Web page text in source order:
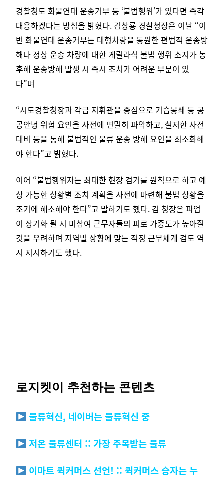
경찰청도 화물연대 운송거부 등 ‘불법행위’가 있다면 즉각
대응하겠다는 방침을 밝혔다. 김창룡 경찰청장은 이날 “이
번 화물연대 운송거부는 대형차량을 동원한 편법적 운송방
해나 정상 운송 차량에 대한 게릴라식 불법 행위 소지가 농
후해 운송방해 발생 시 즉시 조치가 어려운 부분이 있
다”며
“시도경찰청장과 각급 지휘관을 중심으로 기습봉쇄 등 공
공안녕 위험 요인을 사전에 면밀히 파악하고, 철저한 사전
대비 등을 통해 불법적인 물류 운송 방해 요인을 최소화해
야 한다”고 밝혔다.
이어 “불법행위자는 최대한 현장 검거를 원칙으로 하고 예
상 가능한 상황별 조치 계획을 사전에 마련해 불법 상황을
조기에 해소해야 한다”고 말하기도 했다. 김 청장은 파업
이 장기화 될 시 미참여 근무자들의 피로 가중도가 높아질
것을 우려하며 지역별 상황에 맞는 적정 근무체계 검토 역
시 지시하기도 했다.
로지켓이 추천하는 콘텐츠
물류혁신, 네이버는 물류혁신 중
저온 물류센터 :: 가장 주목받는 물류
이마트 퀵커머스 선언! :: 퀵커머스 승자는 누